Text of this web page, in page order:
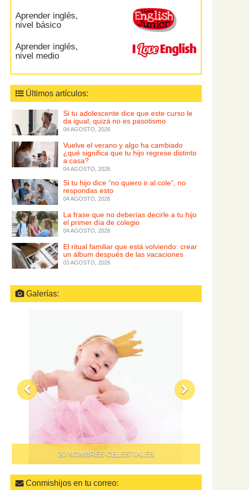
Aprender inglés,
nivel básico
Aprender inglés,
nivel medio
Últimos artículos:
Si tu adolescente dice que este curso le
da igual, quizá no es pasotismo
04 AGOSTO, 2026
Vuelve el verano y algo ha cambiado
¿qué significa que tu hijo regrese distinto
a casa?
04 AGOSTO, 2026
Si tu hijo dice “no quiero ir al cole”, no
respondas esto
04 AGOSTO, 2026
La frase que no deberías decirle a tu hijo
el primer día de colegio
04 AGOSTO, 2026
El ritual familiar que está volviendo: crear
un álbum después de las vacaciones
03 AGOSTO, 2026
Galerías:
20 NOMBRES CELESTIALES
Conmishijos en tu correo: